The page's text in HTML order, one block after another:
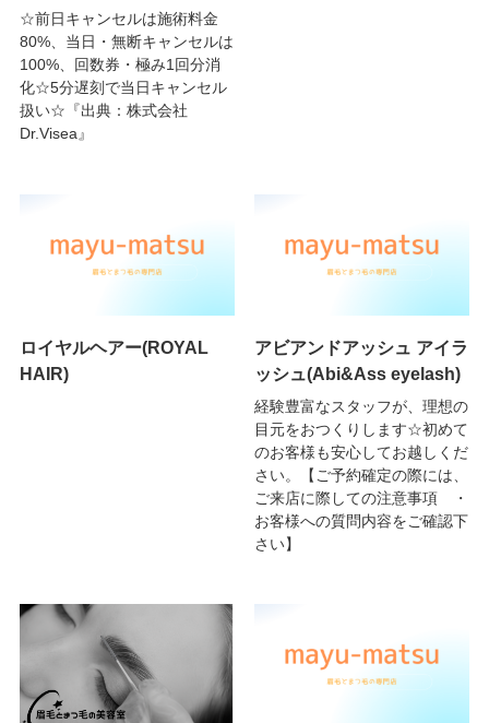
☆前日キャンセルは施術料金
80%、当日・無断キャンセルは
100%、回数券・極み1回分消
化☆5分遅刻で当日キャンセル
扱い☆『出典：株式会社
Dr.Visea』
ロイヤルヘアー(ROYAL
HAIR)
アビアンドアッシュ アイラ
ッシュ(Abi&Ass eyelash)
経験豊富なスタッフが、理想の
目元をおつくりします☆初めて
のお客様も安心してお越しくだ
さい。【ご予約確定の際には、
ご来店に際しての注意事項 ・
お客様への質問内容をご確認下
さい】